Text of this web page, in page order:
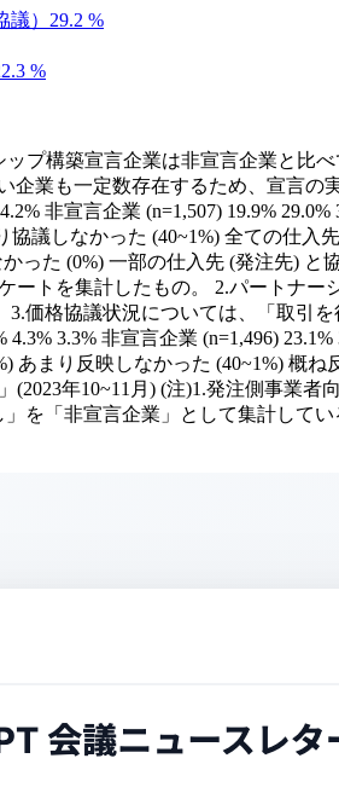
） 29.2 %
%
プ構築宣言企業は非宣言企業と比
業も一定数存在するため、宣言の
非宣言企業 (n=1,507) 19.9% 29.0%
議しなかった (40~1%) 全ての仕入
った (0%) 一部の仕入先 (発注先)
ートを集計したもの。 2.パートナ
価格協議状況については、「取引
3.3% 非宣言企業 (n=1,496) 23.1%
あまり反映しなかった (40~1%) 概
年10~11月) (注)1.発注側事業
を「非宣言企業」として集計して